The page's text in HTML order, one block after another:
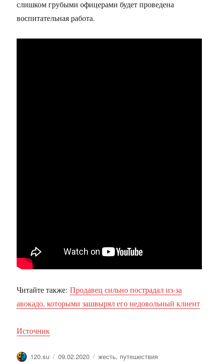
слишком грубыми офицерами будет проведена
воспитательная работа.
Читайте также:Продавец сильно пострадал из-за
авокадо, которыми зашвырял его недовольный клиент
Источник
Автор
120.su Опубликовано
09.02.2020 Метки
жесть, путешествия